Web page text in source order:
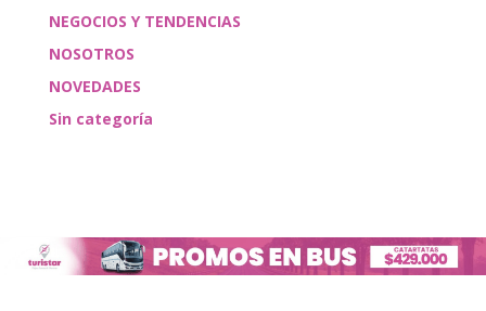
NEGOCIOS Y TENDENCIAS
NOSOTROS
NOVEDADES
Sin categoría